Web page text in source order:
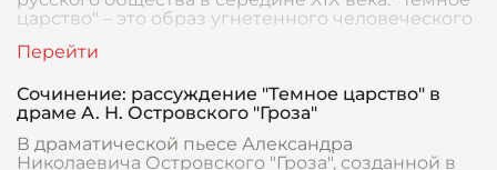
царство" – это образ угнетенного человеческого
Сочинение: рассуждение "Темное царство" в
драме А. Н. Островского "Гроза"
В драматической пьесе Александра
Николаевича Островского "Гроза", созданной в